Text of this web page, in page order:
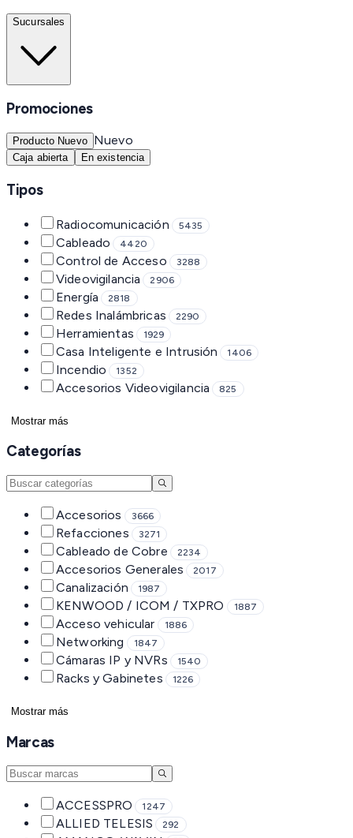
Sucursales
Promociones
Producto Nuevo Nuevo
Caja abierta En existencia
Tipos
Radiocomunicación 5435
Cableado 4420
Control de Acceso 3288
Videovigilancia 2906
Energía 2818
Redes Inalámbricas 2290
Herramientas 1929
Casa Inteligente e Intrusión 1406
Incendio 1352
Accesorios Videovigilancia 825
Mostrar más
Categorías
Accesorios 3666
Refacciones 3271
Cableado de Cobre 2234
Accesorios Generales 2017
Canalización 1987
KENWOOD / ICOM / TXPRO 1887
Acceso vehicular 1886
Networking 1847
Cámaras IP y NVRs 1540
Racks y Gabinetes 1226
Mostrar más
Marcas
ACCESSPRO 1247
ALLIED TELESIS 292